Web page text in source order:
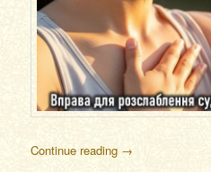
Continue reading →